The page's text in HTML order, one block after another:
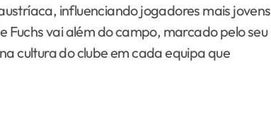
influenciando jogadores mais jovens
vai além do campo, marcado pelo seu
cultura do clube em cada equipa que